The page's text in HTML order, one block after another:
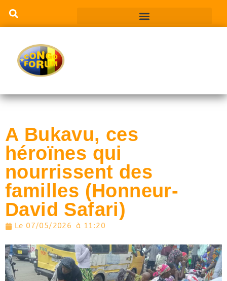
A Bukavu, ces
héroïnes qui
nourrissent des
familles (Honneur-
David Safari)
Le 07/05/2026 à 11:20